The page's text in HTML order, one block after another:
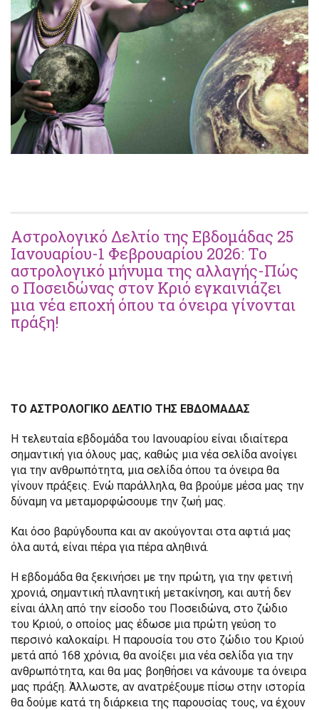
Αστρολογικό Δελτίο της Εβδομάδας 25
Ιανουαρίου-1 Φεβρουαρίου 2026: Το
αστρολογικό μήνυμα της αλλαγής-Πώς
ο Ποσειδώνας στον Κριό εγκαινιάζει
μια νέα εποχή όπου τα όνειρα γίνονται
πράξη!
ΤΟ ΑΣΤΡΟΛΟΓΙΚΟ ΔΕΛΤΙΟ ΤΗΣ ΕΒΔΟΜΑΔΑΣ
Η τελευταία εβδομάδα του Ιανουαρίου είναι ιδιαίτερα
σημαντική για όλους μας, καθώς μια νέα σελίδα ανοίγει
για την ανθρωπότητα, μια σελίδα όπου τα όνειρα θα
γίνουν πράξεις. Ενώ παράλληλα, θα βρούμε μέσα μας την
δύναμη να μεταμορφώσουμε την ζωή μας.
Και όσο βαρύγδουπα και αν ακούγονται στα αφτιά μας
όλα αυτά, είναι πέρα για πέρα αληθινά.
Η εβδομάδα θα ξεκινήσει με την πρώτη, για την φετινή
χρονιά, σημαντική πλανητική μετακίνηση, και αυτή δεν
είναι άλλη από την είσοδο του Ποσειδώνα, στο ζώδιο
του Κριού, ο οποίος μας έδωσε μια πρώτη γεύση το
περσινό καλοκαίρι. Η παρουσία του στο ζώδιο του Κριού
μετά από 168 χρόνια, θα ανοίξει μια νέα σελίδα για την
ανθρωπότητα, και θα μας βοηθήσει να κάνουμε τα όνειρα
μας πράξη. Άλλωστε, αν ανατρέξουμε πίσω στην ιστορία
θα δούμε κατά τη διάρκεια της παρουσίας τους, να έχουν